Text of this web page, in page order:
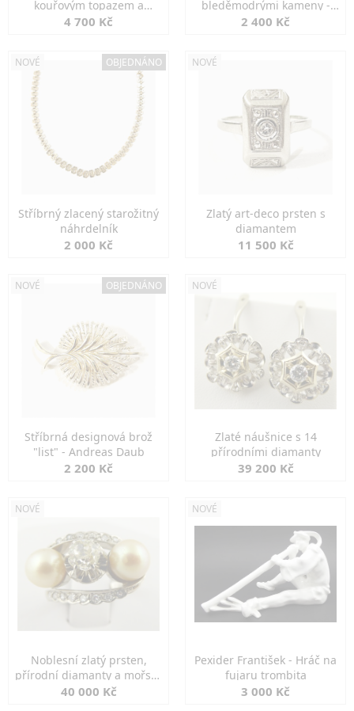
kouřovým topazem a
markazity
4 700 Kč
bleděmodrými kameny -
jemná elegance
2 400 Kč
NOVÉ OBJEDNÁNO
Stříbrný zlacený starožitný
náhrdelník
2 000 Kč
NOVÉ
Zlatý art-deco prsten s
diamantem
11 500 Kč
NOVÉ OBJEDNÁNO
Stříbrná designová brož
"list" - Andreas Daub
2 200 Kč
NOVÉ
Zlaté náušnice s 14
přírodními diamanty
39 200 Kč
NOVÉ
Noblesní zlatý prsten,
přírodní diamanty a mořské
perly
40 000 Kč
NOVÉ
Pexider František - Hráč na
fujaru trombita
3 000 Kč